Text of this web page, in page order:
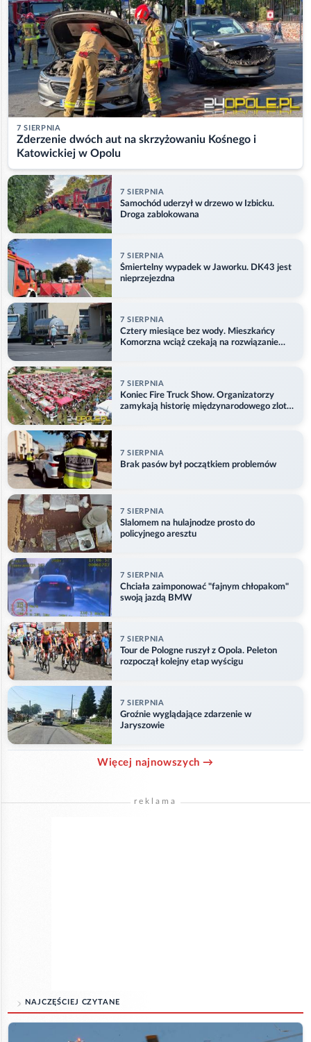
7 SIERPNIA
Zderzenie dwóch aut na skrzyżowaniu Kośnego i
Katowickiej w Opolu
7 SIERPNIA
Samochód uderzył w drzewo w Izbicku.
Droga zablokowana
7 SIERPNIA
Śmiertelny wypadek w Jaworku. DK43 jest
nieprzejezdna
7 SIERPNIA
Cztery miesiące bez wody. Mieszkańcy
Komorzna wciąż czekają na rozwiązanie
7 SIERPNIA
Koniec Fire Truck Show. Organizatorzy
zamykają historię międzynarodowego zlotu
7 SIERPNIA
Brak pasów był początkiem problemów
7 SIERPNIA
Slalomem na hulajnodze prosto do
policyjnego aresztu
7 SIERPNIA
Chciała zaimponować "fajnym chłopakom"
swoją jazdą BMW
7 SIERPNIA
Tour de Pologne ruszył z Opola. Peleton
rozpoczął kolejny etap wyścigu
7 SIERPNIA
Groźnie wyglądające zdarzenie w
Jaryszowie
Więcej najnowszych →
reklama
NAJCZĘŚCIEJ CZYTANE